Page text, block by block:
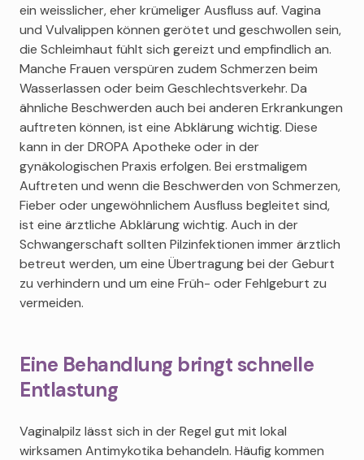
ein weisslicher, eher krümeliger Ausfluss auf. Vagina
und Vulvalippen können gerötet und geschwollen sein,
die Schleimhaut fühlt sich gereizt und empfindlich an.
Manche Frauen verspüren zudem Schmerzen beim
Wasserlassen oder beim Geschlechtsverkehr. Da
ähnliche Beschwerden auch bei anderen Erkrankungen
auftreten können, ist eine Abklärung wichtig. Diese
kann in der DROPA Apotheke oder in der
gynäkologischen Praxis erfolgen. Bei erstmaligem
Auftreten und wenn die Beschwerden von Schmerzen,
Fieber oder ungewöhnlichem Ausfluss begleitet sind,
ist eine ärztliche Abklärung wichtig. Auch in der
Schwangerschaft sollten Pilzinfektionen immer ärztlich
betreut werden, um eine Übertragung bei der Geburt
zu verhindern und um eine Früh- oder Fehlgeburt zu
vermeiden.
Eine Behandlung bringt schnelle
Entlastung
Vaginalpilz lässt sich in der Regel gut mit lokal
wirksamen Antimykotika behandeln. Häufig kommen